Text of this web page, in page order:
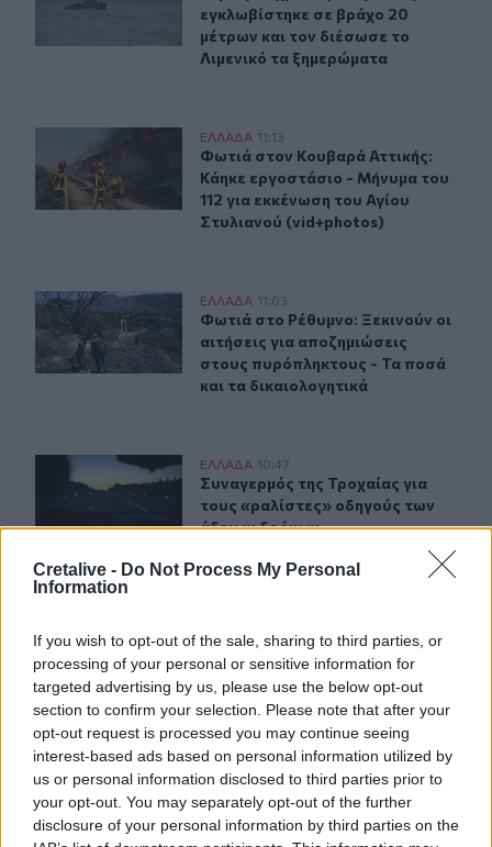
Cretalive - Do Not Process My Personal
Information
If you wish to opt-out of the sale, sharing to third parties, or
processing of your personal or sensitive information for
targeted advertising by us, please use the below opt-out
section to confirm your selection. Please note that after your
opt-out request is processed you may continue seeing
interest-based ads based on personal information utilized by
us or personal information disclosed to third parties prior to
your opt-out. You may separately opt-out of the further
disclosure of your personal information by third parties on the
εγκλωβίστηκε σε βράχο 20
μέτρων και τον διέσωσε το
Λιμενικό τα ξημερώματα
Φωτιά στον Κουβαρά Αττικής: Κάηκε εργοστάσιο -
ΕΛΛAΔΑ 11:13
Φωτιά στον Κουβαρά Αττικής:
Φωτιά στον Κουβαρά Αττικής:
Κάηκε εργοστάσιο - Μήνυμα του
112 για εκκένωση του Αγίου
Στυλιανού (vid+photos)
Φωτιά στο Ρέθυμνο: Ξεκινούν οι αιτήσεις για
ΕΛΛAΔΑ 11:03
Φωτιά στο Ρέθυμνο: Ξεκινούν οι
Φωτιά στο Ρέθυμνο: Ξεκινούν οι
αιτήσεις για αποζημιώσεις
στους πυρόπληκτους - Τα ποσά
και τα δικαιολογητικά
Συναγερμός της Τροχαίας για τους «ραλίστες»
ΕΛΛAΔΑ 10:47
Συναγερμός της Τροχαίας για
Συναγερμός της Τροχαίας για
τους «ραλίστες» οδηγούς των
άδειων δρόμων
από τη θάλασσα στην Κατερίνη